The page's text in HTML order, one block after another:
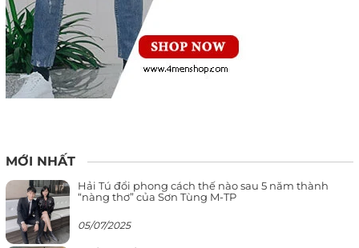
MỚI NHẤT
Hải Tú đổi phong cách thế nào sau 5 năm thành
“nàng thơ” của Sơn Tùng M-TP
05/07/2025